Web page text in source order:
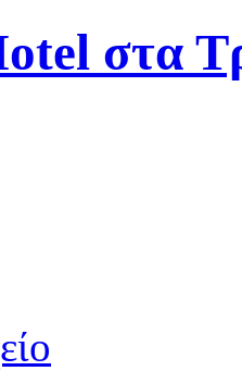
στα